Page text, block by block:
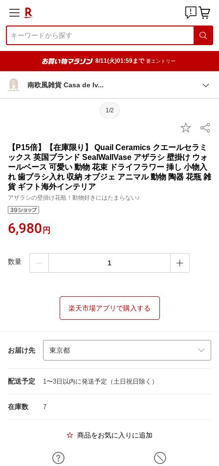
8/11(火)01:59まで 要エントリー
南欧風雑貨 Casa de Iv
1/2
【P15倍】【在庫限り】 Quail Ceramics クエールセラミ
ックス 英国ブランド SealWallVase アザラシ 壁掛け ウォ
ールベース 可愛い 動物 花束 ドライフラワー 挿し 小物入
れ 歯ブラシ入れ 収納 オブジェ アニマル 動物 陶器 花瓶 雑
貨 ギフト海外インテリア
アザラシの壁掛け花瓶！動物好きにはたまらない♪
6,980 円
数量
楽天市場アプリで購入する
お届け先
配送予定 1〜3日以内に発送予定（土日祝日除く）
在庫数 7
商品をお気に入りに追加